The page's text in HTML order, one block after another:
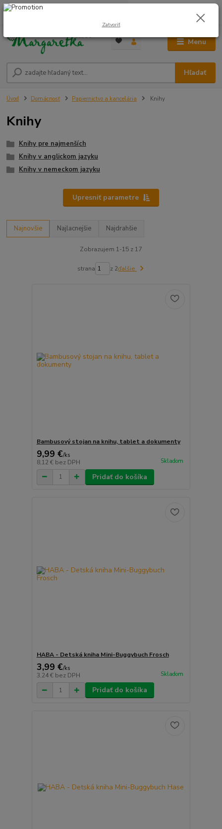
Menu
Hľadať
0948 236 042
0,00 €
Úvod Domácnosť Papiernictvo a kancelária Knihy
Knihy
Knihy pre najmenších
Knihy v anglickom jazyku
Knihy v nemeckom jazyku
Upresniť parametre
Najnovšie Najlacnejšie Najdrahšie
Zobrazujem 1-15 z 17
strana z 2ďalšie
Bambusový stojan na knihu, tablet a dokumenty
9,99 €/ks
8,12 € bez DPH Skladom
Pridať do košíka
HABA - Detská kniha Mini-Buggybuch Frosch
3,99 €/ks
3,24 € bez DPH Skladom
Pridať do košíka
Zatvoriť